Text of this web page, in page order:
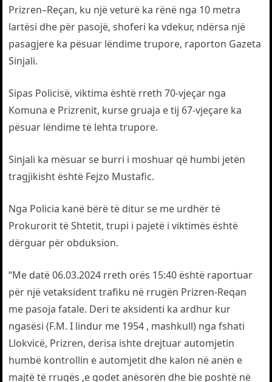
Prizren–Reçan, ku një veturë ka rënë nga 10 metra
lartësi dhe për pasojë, shoferi ka vdekur, ndërsa një
pasagjere ka pësuar lëndime trupore, raporton Gazeta
Sinjali.
Sipas Policisë, viktima është rreth 70-vjeçar nga
Komuna e Prizrenit, kurse gruaja e tij 67-vjeçare ka
pësuar lëndime të lehta trupore.
Sinjali ka mësuar se burri i moshuar që humbi jetën
tragjikisht është Fejzo Mustafic.
Nga Policia kanë bërë të ditur se me urdhër të
Prokurorit të Shtetit, trupi i pajetë i viktimës është
dërguar për obduksion.
“Me datë 06.03.2024 rreth orës 15:40 është raportuar
për një vetaksident trafiku në rrugën Prizren-Reqan
me pasoja fatale. Deri te aksidenti ka ardhur kur
ngasësi (F.M. I lindur me 1954 , mashkull) nga fshati
Llokvicë, Prizren, derisa ishte drejtuar automjetin
humbë kontrollin e automjetit dhe kalon në anën e
majtë të rrugës ,e godet anësorën dhe bie poshtë në